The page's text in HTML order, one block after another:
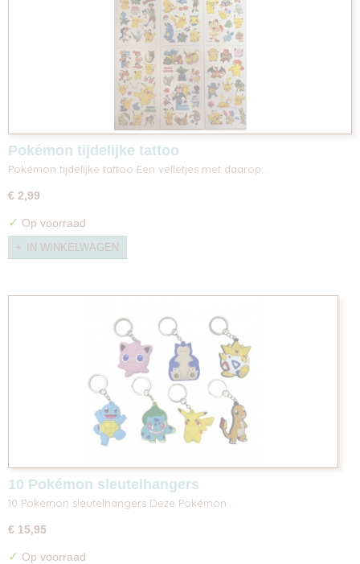
Pokémon tijdelijke tattoo
Pokémon tijdelijke tattoo Een velletjes met daarop…
€ 2,99
✓ Op voorraad
IN WINKELWAGEN
10 Pokémon sleutelhangers
10 Pokémon sleutelhangers Deze Pokémon…
€ 15,95
✓ Op voorraad